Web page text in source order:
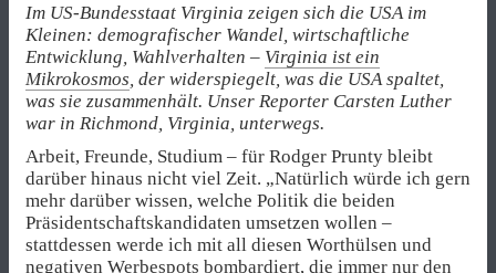
Im US-Bundesstaat Virginia zeigen sich die USA im
Kleinen: demografischer Wandel, wirtschaftliche
Entwicklung, Wahlverhalten – Virginia ist ein
Mikrokosmos, der widerspiegelt, was die USA spaltet,
was sie zusammenhält. Unser Reporter Carsten Luther
war in Richmond, Virginia, unterwegs.
Arbeit, Freunde, Studium – für Rodger Prunty bleibt
darüber hinaus nicht viel Zeit. „Natürlich würde ich gern
mehr darüber wissen, welche Politik die beiden
Präsidentschaftskandidaten umsetzen wollen –
stattdessen werde ich mit all diesen Worthülsen und
negativen Werbespots bombardiert, die immer nur den